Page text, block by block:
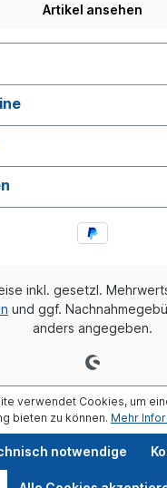
Artikel ansehen
inkl. gesetzl.
und ggf.
anders angegeben.
verwendet Cookies, um
bieten zu können. Mehr
notwendige